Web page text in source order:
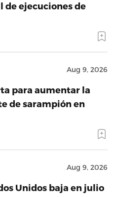
de ejecuciones de
Aug 9, 2026
para aumentar la
de sarampión en
Aug 9, 2026
Unidos baja en julio